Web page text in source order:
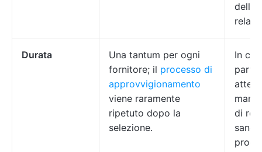
delle
Durata
Una tantum per ogni
fornitore; il processo di
approvvigionamento
viene raramente
ripetuto dopo la
selezione.
In
di
sane